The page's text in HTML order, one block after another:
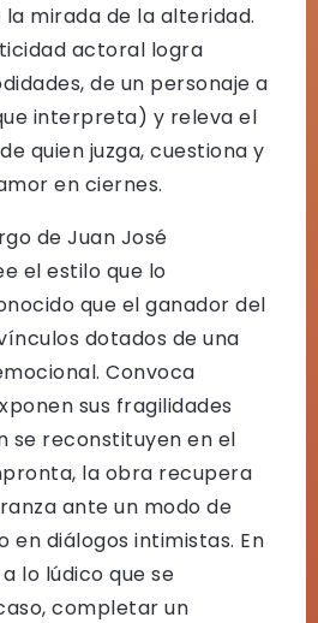
mirada de la alteridad.
actoral logra
de un personaje a
interpreta) y releva el
quien juzga, cuestiona y
en ciernes.
de Juan José
el estilo que lo
que el ganador del
dotados de una
Convoca
sus fragilidades
se reconstituyen en el
la obra recupera
ante un modo de
en diálogos intimistas. En
lo lúdico que se
completar un